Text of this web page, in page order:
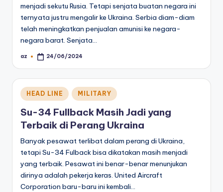
menjadi sekutu Rusia. Tetapi senjata buatan negara ini
ternyata justru mengalir ke Ukraina. Serbia diam-diam
telah meningkatkan penjualan amunisi ke negara-
negara barat. Senjata…
Posted
az 24/06/2024
Posted
in
HEAD LINE MILITARY
Su-34 Fullback Masih Jadi yang
Terbaik di Perang Ukraina
Banyak pesawat terlibat dalam perang di Ukraina,
tetapi Su-34 Fulback bisa dikatakan masih menjadi
yang terbaik. Pesawat ini benar-benar menunjukan
dirinya adalah pekerja keras. United Aircraft
Corporation baru-baru ini kembali…